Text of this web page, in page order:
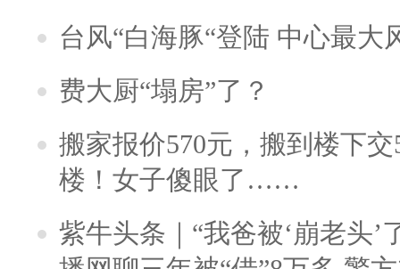
台风“白海豚“登陆 中心最大
费大厨“塌房”了？
搬家报价570元，搬到楼下
楼！女子傻眼了……
紫牛头条｜“我爸被‘崩老头’